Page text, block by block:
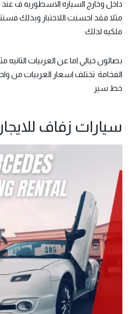
داخل وخارج السياره الاسطوريه ف
مثلا فقد احسنت اللاختبار وبذلك
ملكيه لذلك
بصالون خيالي اما عن العربيات
الفخامة تختلف اسعار العربيات من
خط سير
سيارات زفاف